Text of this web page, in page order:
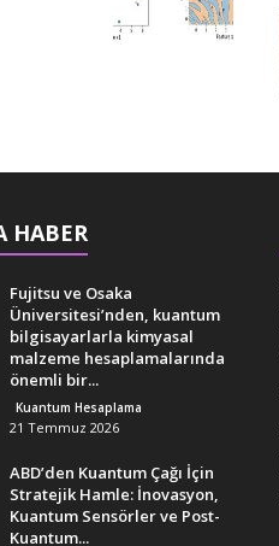
HABER
Fujitsu ve Osaka
Üniversitesi’nden, kuantum
bilgisayarlarla kimyasal
malzeme hesaplamalarında
önemli bir...
Kuantum Hesaplama
21 Temmuz 2026
ABD’den Kuantum Çağı İçin
Stratejik Hamle: İnovasyon,
Kuantum Sensörler ve Post-
Kuantum...